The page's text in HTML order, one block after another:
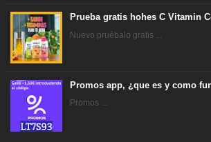
Prueba gratis hohes C Vitamin
Nuevo pruébalo gratis ...
Promos app, ¿que es y como
Promos ...